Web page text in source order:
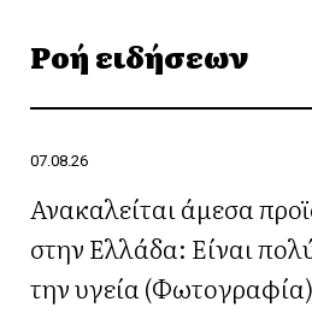
Ροή ειδήσεων
07.08.26
Ανακαλείται άμεσα
στην Ελλάδα: Είναι
την υγεία (Φωτογραφία)